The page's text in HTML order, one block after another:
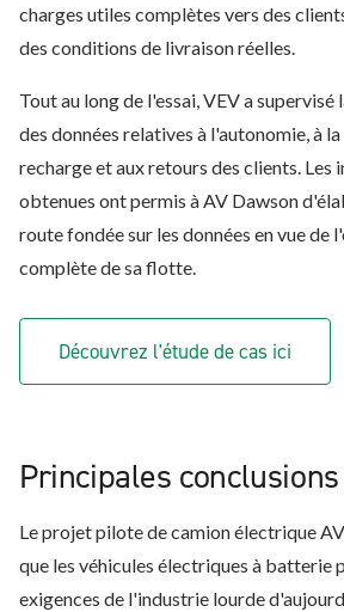
charges utiles complètes vers des
des conditions de livraison réelles.
Tout au long de l'essai, VEV a
des données relatives à l'autonomie, à
recharge et aux retours des clients. Les
obtenues ont permis à AV Dawson
route fondée sur les données en vue
complète de sa flotte.
Découvrez l'étude de cas ici
Principales conclusions
Le projet pilote de camion électrique
que les véhicules électriques à batterie
exigences de l'industrie lourde